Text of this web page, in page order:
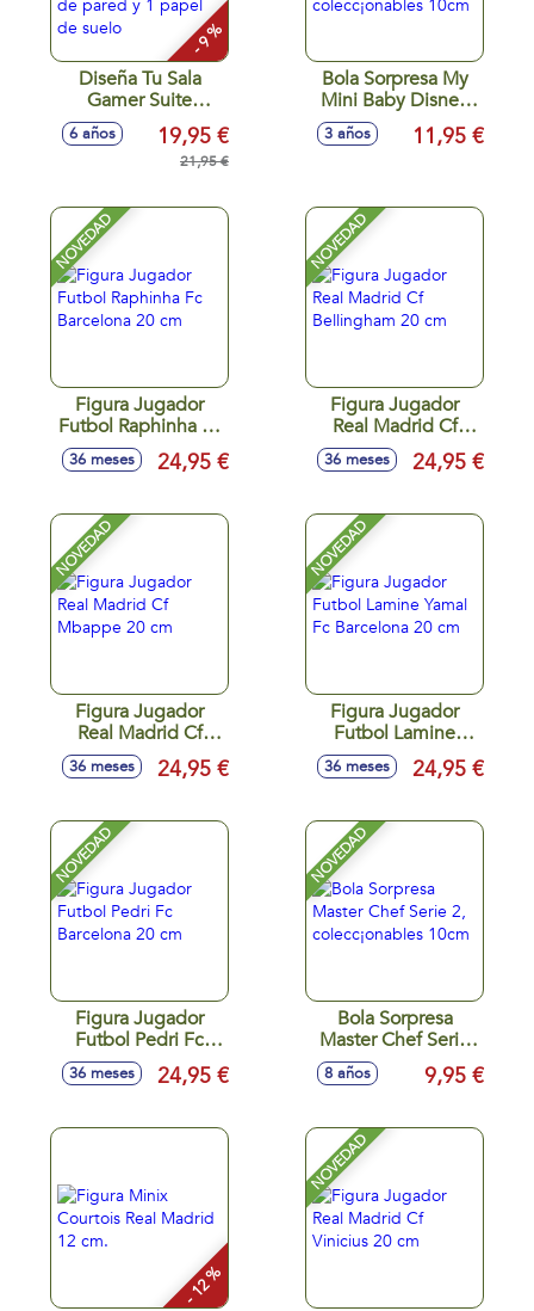
- 9 %
Diseña Tu Sala
Gamer Suite
Spaces. Incluye: 20
accesorios, 2
papeles de pared y
6 años 19,95 €
21,95 €
Bola Sorpresa My
Mini Baby Disney
con muñeco y
accesorios,
3 años 11,95 €
NOVEDAD
Figura Jugador
Futbol Raphinha Fc
Barcelona 20 cm
36 meses 24,95 €
NOVEDAD
Figura Jugador
Real Madrid Cf
Bellingham 20 cm
36 meses 24,95 €
NOVEDAD
Figura Jugador
Real Madrid Cf
Mbappe 20 cm
36 meses 24,95 €
NOVEDAD
Figura Jugador
Futbol Lamine
Yamal Fc Barcelona
20 cm
36 meses 24,95 €
NOVEDAD
Figura Jugador
Futbol Pedri Fc
Barcelona 20 cm
36 meses 24,95 €
NOVEDAD
Bola Sorpresa
Master Chef Serie
2, colecc¡onables
10cm
8 años 9,95 €
- 12 %
NOVEDAD